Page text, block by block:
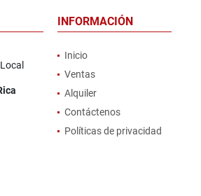
INFORMACIÓN
Inicio
Ventas
Alquiler
Contáctenos
Políticas de privacidad